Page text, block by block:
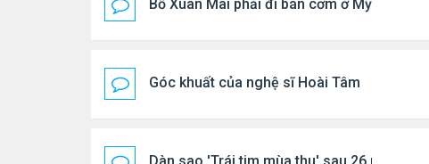
Bố Xuân Mai phải đi bán cơm ở Mỹ
Góc khuất của nghệ sĩ Hoài Tâm